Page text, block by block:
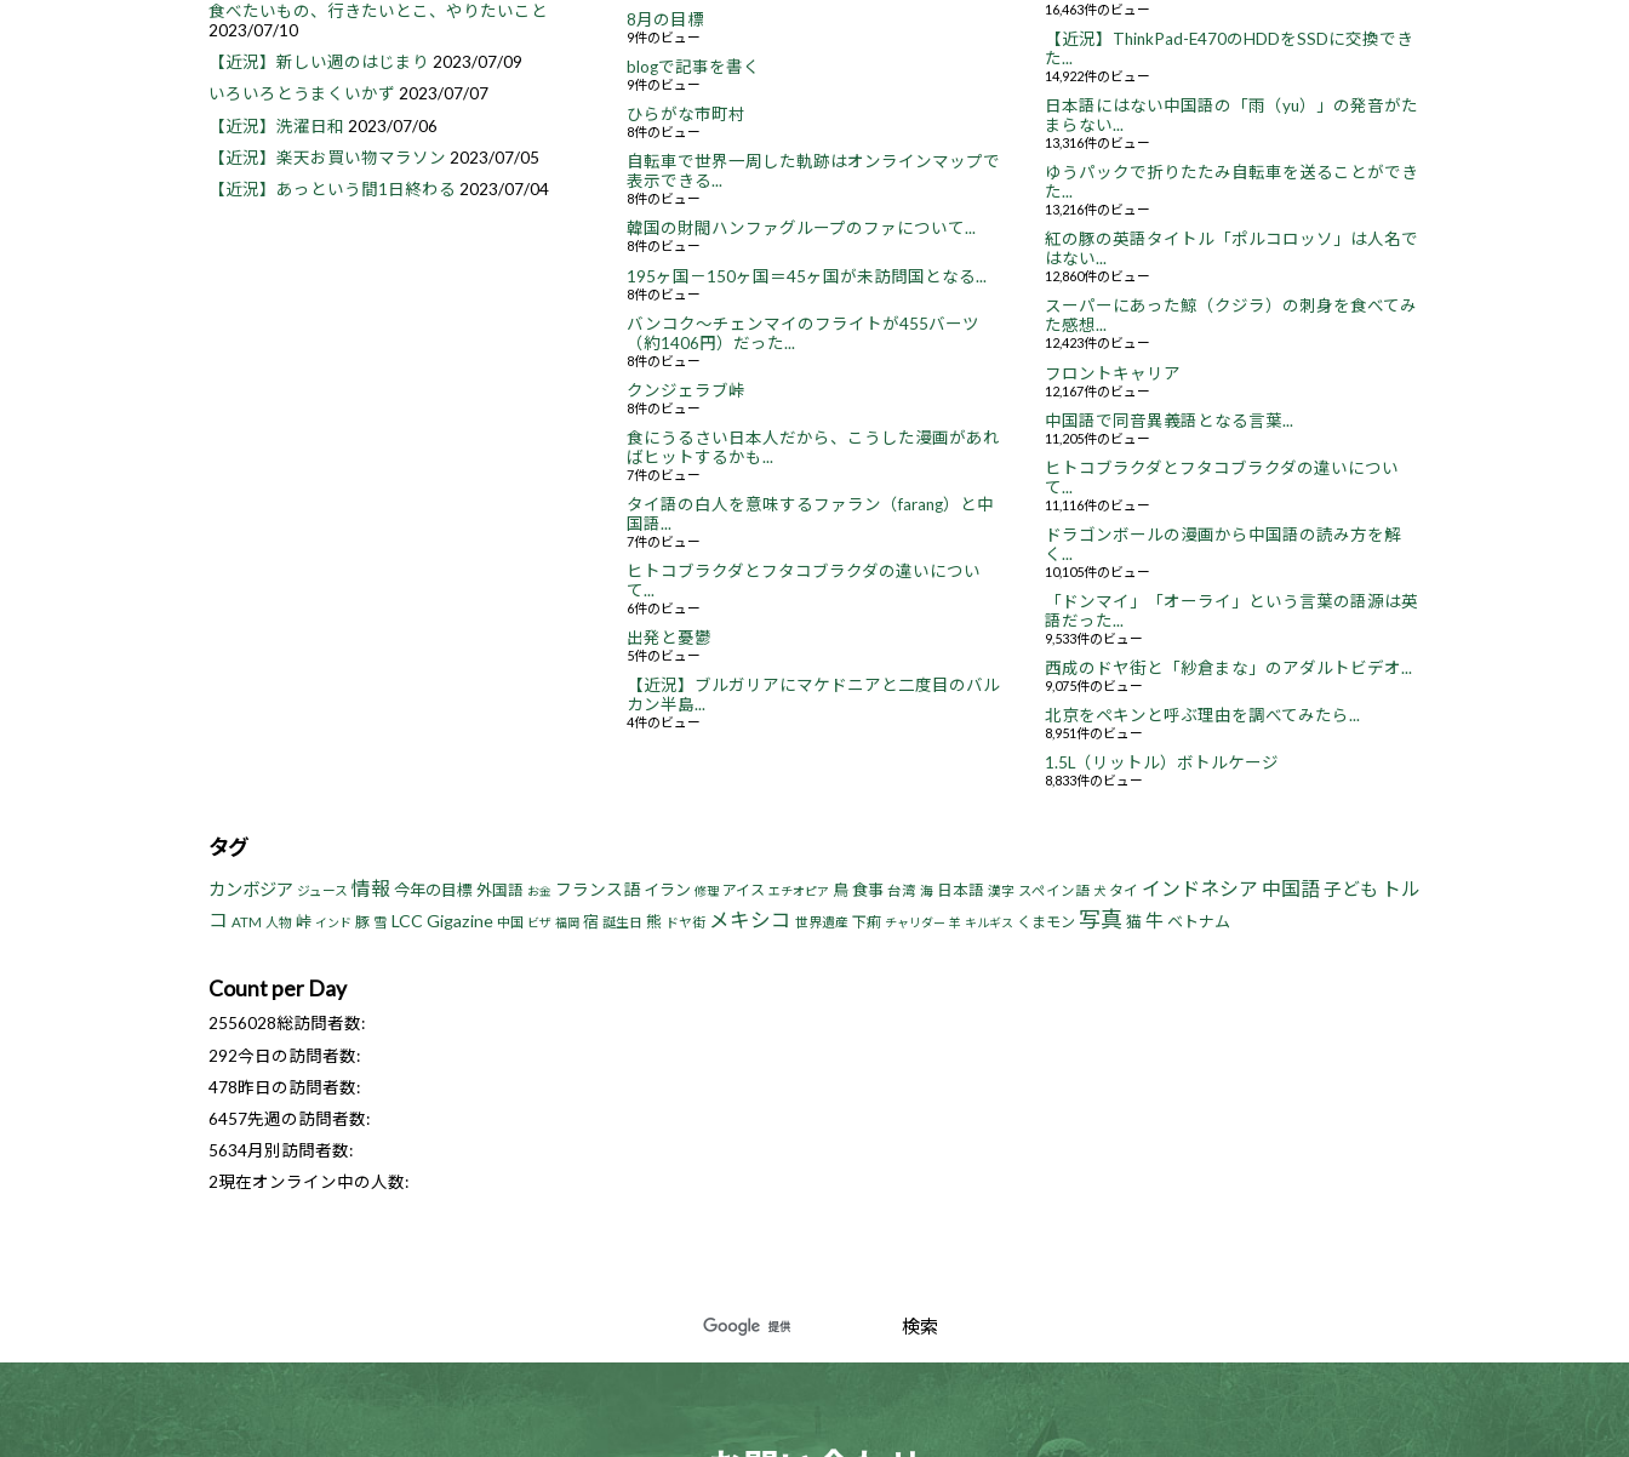
食べたいもの、行きたいとこ、やりたいこと
2023/07/10
【近況】新しい週のはじまり 2023/07/09
いろいろとうまくいかず 2023/07/07
【近況】洗濯日和 2023/07/06
【近況】楽天お買い物マラソン 2023/07/05
【近況】あっという間1日終わる 2023/07/04
8月の目標
9件のビュー
blogで記事を書く
9件のビュー
ひらがな市町村
8件のビュー
自転車で世界一周した軌跡はオンラインマップで
表示できる...
8件のビュー
韓国の財閥ハンファグループのファについて...
8件のビュー
195ヶ国－150ヶ国＝45ヶ国が未訪問国となる...
8件のビュー
バンコク～チェンマイのフライトが455バーツ
（約1406円）だった...
8件のビュー
クンジェラブ峠
8件のビュー
食にうるさい日本人だから、こうした漫画があれ
ばヒットするかも...
7件のビュー
タイ語の白人を意味するファラン（farang）と中
国語...
7件のビュー
ヒトコブラクダとフタコブラクダの違いについ
て...
6件のビュー
出発と憂鬱
5件のビュー
【近況】ブルガリアにマケドニアと二度目のバル
カン半島...
4件のビュー
16,463件のビュー
【近況】ThinkPad-E470のHDDをSSDに交換でき
た...
14,922件のビュー
日本語にはない中国語の「雨（yu）」の発音がた
まらない...
13,316件のビュー
ゆうパックで折りたたみ自転車を送ることができ
た...
13,216件のビュー
紅の豚の英語タイトル「ポルコロッソ」は人名で
はない...
12,860件のビュー
スーパーにあった鯨（クジラ）の刺身を食べてみ
た感想...
12,423件のビュー
フロントキャリア
12,167件のビュー
中国語で同音異義語となる言葉...
11,205件のビュー
ヒトコブラクダとフタコブラクダの違いについ
て...
11,116件のビュー
ドラゴンボールの漫画から中国語の読み方を解
く...
10,105件のビュー
「ドンマイ」「オーライ」という言葉の語源は英
語だった...
9,533件のビュー
西成のドヤ街と「紗倉まな」のアダルトビデオ...
9,075件のビュー
北京をペキンと呼ぶ理由を調べてみたら...
8,951件のビュー
1.5L（リットル）ボトルケージ
8,833件のビュー
タグ
カンボジア ジュース 情報 今年の目標 外国語 お金 フランス語 イラン 修理 アイス エチオピア 鳥食事 台湾 海 日本語 漢字 スペイン語 犬 タイ インドネシア 中国語子ども トル
コ ATM 人物 峠 インド 豚 雪 LCC Gigazine 中国 ビザ 福岡 宿 誕生日 熊 ドヤ街 メキシコ 世界遺産 下痢 チャリダー 羊 キルギス くまモン 写真 猫牛 ベトナム
Count per Day
2556028総訪問者数:
292今日の訪問者数:
478昨日の訪問者数:
6457先週の訪問者数:
5634月別訪問者数:
2現在オンライン中の人数: